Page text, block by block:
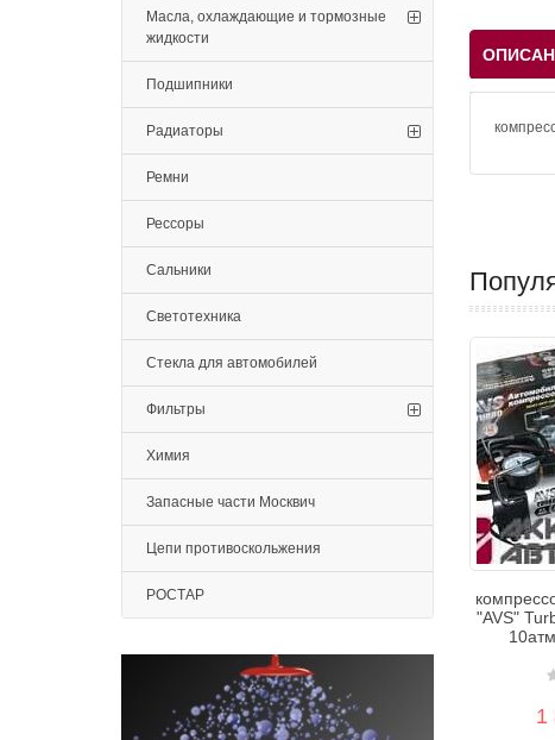
Масла, охлаждающие и тормозные
жидкости
Подшипники
Радиаторы
Ремни
Рессоры
Сальники
Светотехника
Стекла для автомобилей
Фильтры
Химия
Запасные части Москвич
Цепи противоскольжения
РОСТАР
"AVS"
1